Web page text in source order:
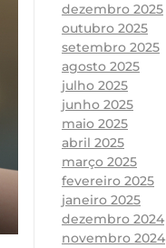
dezembro 2025
outubro 2025
setembro 2025
agosto 2025
julho 2025
junho 2025
maio 2025
abril 2025
março 2025
fevereiro 2025
janeiro 2025
dezembro 2024
novembro 2024